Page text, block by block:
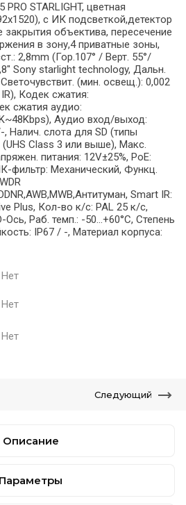
STARLIGHT, цветная
с ИК подсветкой,детектор
объектива, пересечение
в зону,4 приватные зоны,
2,8mm (Гор.107° / Верт. 55°/
Sony starlight technology, Дальн.
(мин. освещ.): 0,002
Кодек сжатия:
сжатия аудио:
Аудио вход/выход:
Налич. слота для SD (типы
Class 3 или выше), Макс.
питания: 12V±25%, PoE:
фильтр: Механический, Функц.
Smart IR:
Plus, Кол-во к/с: PAL 25 к/с,
Ось, Раб. темп.: -50…+60°С, Степень
IP67 / -, Материал корпуса:
Нет
Нет
Нет
Следующий
Описание
Параметры